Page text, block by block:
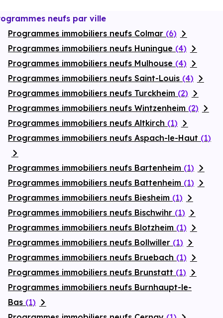
Financer
neufs par ville
Programmes immobiliers neufs Colmar (6)
Programmes immobiliers neufs Huningue (4)
Programmes immobiliers neufs Mulhouse (4)
Programmes immobiliers neufs Saint-Louis (4)
Programmes immobiliers neufs Turckheim (2)
Programmes immobiliers neufs Wintzenheim (2)
Programmes immobiliers neufs Altkirch (1)
Programmes immobiliers neufs Aspach-le-Haut (1)
Programmes immobiliers neufs Bartenheim (1)
Programmes immobiliers neufs Battenheim (1)
Programmes immobiliers neufs Biesheim (1)
Programmes immobiliers neufs Bischwihr (1)
Programmes immobiliers neufs Blotzheim (1)
Programmes immobiliers neufs Bollwiller (1)
Programmes immobiliers neufs Bruebach (1)
Programmes immobiliers neufs Brunstatt (1)
Programmes immobiliers neufs Burnhaupt-le-
Bas (1)